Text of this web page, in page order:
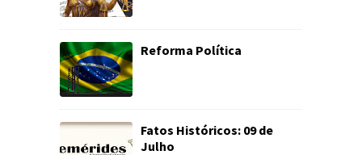
Reforma Política
Fatos Históricos: 09 de
Julho